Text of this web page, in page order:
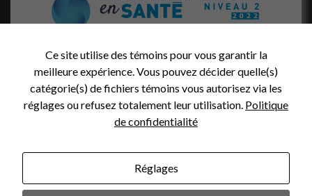
Ce site utilise des témoins pour vous garantir la
meilleure expérience. Vous pouvez décider quelle(s)
catégorie(s) de fichiers témoins vous autorisez via les
réglages ou refusez totalement leur utilisation. Politique
de confidentialité
Réglages